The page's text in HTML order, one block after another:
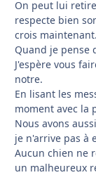
On peut lui
respecte bien
crois maintenant.
Quand je pense
J'espère vous
notre.
En lisant les
moment avec la
Nous avons
je n'arrive pas à
Aucun chien ne
un malheureux